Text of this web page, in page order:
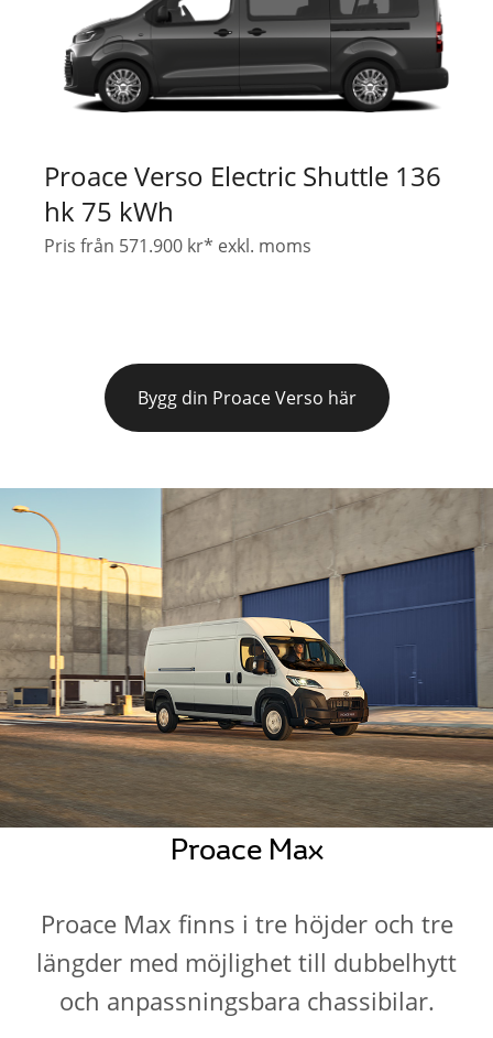
Proace Verso Electric Shuttle 136
hk 75 kWh
Pris från 571.900 kr* exkl. moms
Bygg din Proace Verso här
Proace Max
Proace Max finns i tre höjder och tre
längder med möjlighet till dubbelhytt
och anpassningsbara chassibilar.